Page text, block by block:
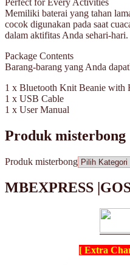
Memiliki baterai yang tahan
cocok digunakan pada saat
dalam aktifitas Anda sehari-hari.
Package Contents
Barang-barang yang Anda
1 x Bluetooth Knit Beanie with
1 x USB Cable
1 x User Manual
Produk misterbong
Produk misterbong
MBEXPRESS
[ Extra